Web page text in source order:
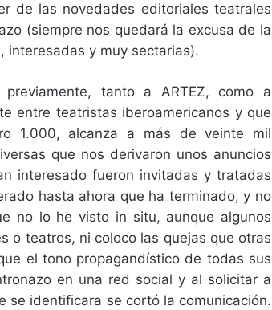
de las novedades editoriales teatrales
(siempre nos quedará la excusa de la
interesadas y muy sectarias).
tanto a ARTEZ, como a
entre teatristas iberoamericanos y que
1.000, alcanza a más de veinte mil
que nos derivaron unos anuncios
interesado fueron invitadas y tratadas
hasta ahora que ha terminado, y no
no lo he visto in situ, aunque algunos
o teatros, ni coloco las quejas que otras
el tono propagandístico de todas sus
en una red social y al solicitar a
se identificara se cortó la comunicación.